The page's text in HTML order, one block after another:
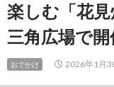
楽しむ「花
三角広場で開
おでかけ 2026年1月